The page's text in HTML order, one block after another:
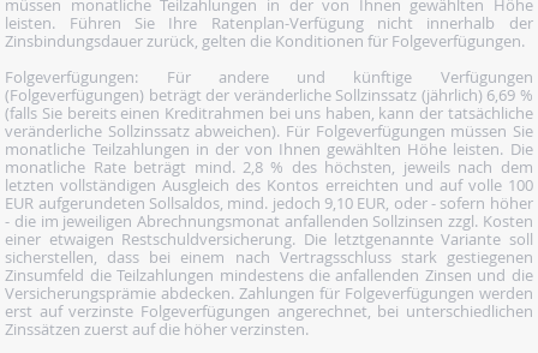
müssen monatliche Teilzahlungen in der von Ihnen gewählten Höhe
leisten. Führen Sie Ihre Ratenplan-Verfügung nicht innerhalb der
Zinsbindungsdauer zurück, gelten die Konditionen für Folgeverfügungen.
Folgeverfügungen: Für andere und künftige Verfügungen
(Folgeverfügungen) beträgt der veränderliche Sollzinssatz (jährlich) 6,69 %
(falls Sie bereits einen Kreditrahmen bei uns haben, kann der tatsächliche
veränderliche Sollzinssatz abweichen). Für Folgeverfügungen müssen Sie
monatliche Teilzahlungen in der von Ihnen gewählten Höhe leisten. Die
monatliche Rate beträgt mind. 2,8 % des höchsten, jeweils nach dem
letzten vollständigen Ausgleich des Kontos erreichten und auf volle 100
EUR aufgerundeten Sollsaldos, mind. jedoch 9,10 EUR, oder - sofern höher
- die im jeweiligen Abrechnungsmonat anfallenden Sollzinsen zzgl. Kosten
einer etwaigen Restschuldversicherung. Die letztgenannte Variante soll
sicherstellen, dass bei einem nach Vertragsschluss stark gestiegenen
Zinsumfeld die Teilzahlungen mindestens die anfallenden Zinsen und die
Versicherungsprämie abdecken. Zahlungen für Folgeverfügungen werden
erst auf verzinste Folgeverfügungen angerechnet, bei unterschiedlichen
Zinssätzen zuerst auf die höher verzinsten.